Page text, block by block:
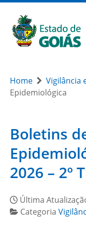
Home Vigilância
Epidemiológica
Boletins
2026 – 2º
Última
Categoria